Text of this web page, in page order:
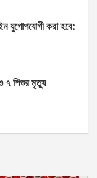
যুগোপযোগী করা হবে:
৭ শিশুর মৃত্যু